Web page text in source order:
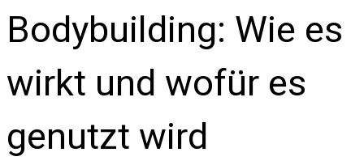
Bodybuilding: Wie es
wirkt und wofür es
genutzt wird